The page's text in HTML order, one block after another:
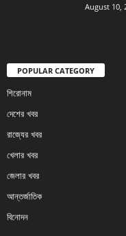
August 10,
POPULAR CATEGORY
শিরোনাম
দেশের খবর
রাজ্যের খবর
খেলার খবর
জেলার খবর
আন্তর্জাতিক
বিনোদন